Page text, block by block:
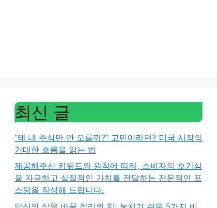
최신 글
“왜 내 주식만 안 오를까?” 고민이라면? 미국 시장의
거대한 흐름을 읽는 법
제공해주신 키워드와 원칙에 따라, 소비자의 호기심
을 자극하고 실질적인 가치를 전달하는 전문적인 포
스팅을 작성해 드립니다.